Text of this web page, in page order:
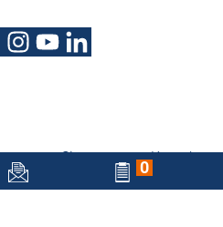
0
Sitemap
Kontakt